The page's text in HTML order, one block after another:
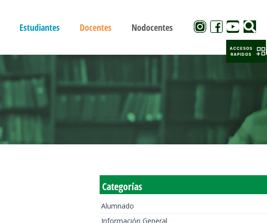
Estudiantes Docentes Nodocentes
Categorías
Alumnado
Información General
ACCESOS
RAPIDOS